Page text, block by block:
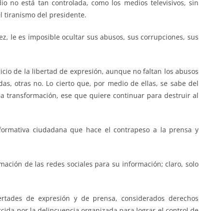
no está tan controlada, como los medios televisivos, sin
tiranismo del presidente.
le es imposible ocultar sus abusos, sus corrupciones, sus
de la libertad de expresión, aunque no faltan los abusos
otras no. Lo cierto que, por medio de ellas, se sabe del
transformación, ese que quiere continuar para destruir al
ciudadana que hace el contrapeso a la prensa y
de las redes sociales para su información; claro, solo
de expresión y de prensa, considerados derechos